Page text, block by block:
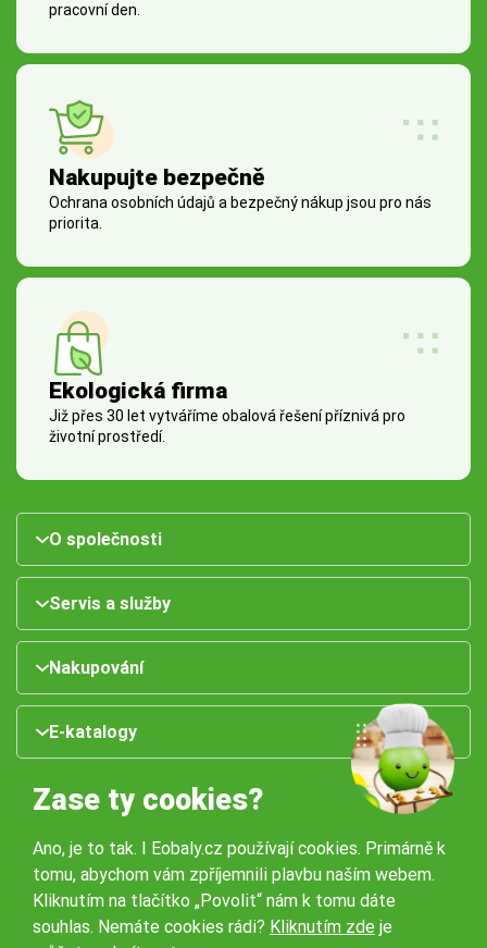
pracovní den.
Nakupujte bezpečně
Ochrana osobních údajů a bezpečný nákup jsou pro nás
priorita.
Ekologická firma
Již přes 30 let vytváříme obalová řešení příznivá pro
životní prostředí.
O společnosti
Servis a služby
Nakupování
E-katalogy
Naše pobočky:
Zase ty cookies?
Ano, je to tak. I Eobaly.cz používají cookies. Primárně k
tomu, abychom vám zpříjemnili plavbu naším webem.
Kliknutím na tlačítko „Povolit“ nám k tomu dáte
souhlas. Nemáte cookies rádi? Kliknutím zde je